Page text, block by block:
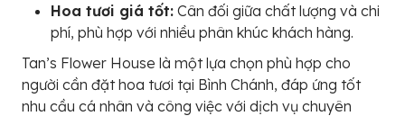
Hoa tươi giá tốt: Cân đối giữa chất lượng và chi
phí, phù hợp với nhiều phân khúc khách hàng.
Tan’s Flower House là một lựa chọn phù hợp cho
người cần đặt hoa tươi tại Bình Chánh, đáp ứng tốt
nhu cầu cá nhân và công việc với dịch vụ chuyên